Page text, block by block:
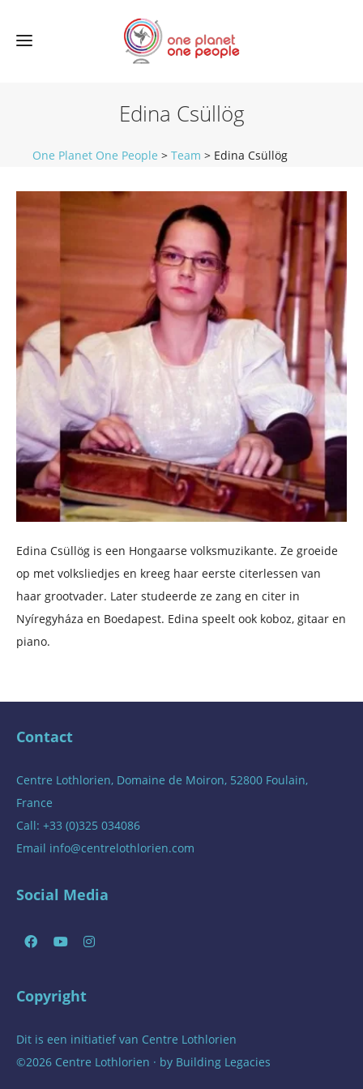
Edina Csüllög
One Planet One People > Team > Edina Csüllög
Edina Csüllög is een Hongaarse volksmuzikante. Ze groeide
op met volksliedjes en kreeg haar eerste citerlessen van
haar grootvader. Later studeerde ze zang en citer in
Nyíregyháza en Boedapest. Edina speelt ook koboz, gitaar en
piano.
Contact
Centre Lothlorien, Domaine de Moiron, 52800 Foulain,
France
Call: +33 (0)325 034086
Email info@centrelothlorien.com
Social Media
Copyright
Dit is een initiatief van Centre Lothlorien
©2026 Centre Lothlorien · by Building Legacies